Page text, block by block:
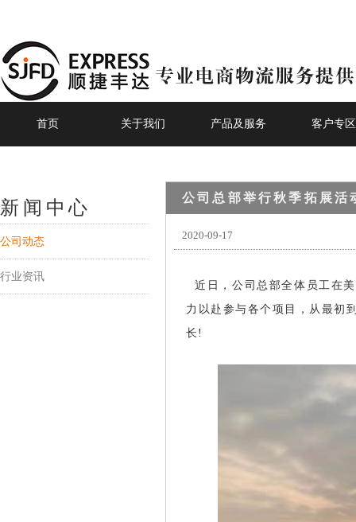
首页 关于我们 产品及服务 客户专区
新闻中心
公司动态
行业资讯
公司总部举行秋季拓展活
2020-09-17
近日，公司总部全体员工在
力以赴参与各个项目，从最初
长!